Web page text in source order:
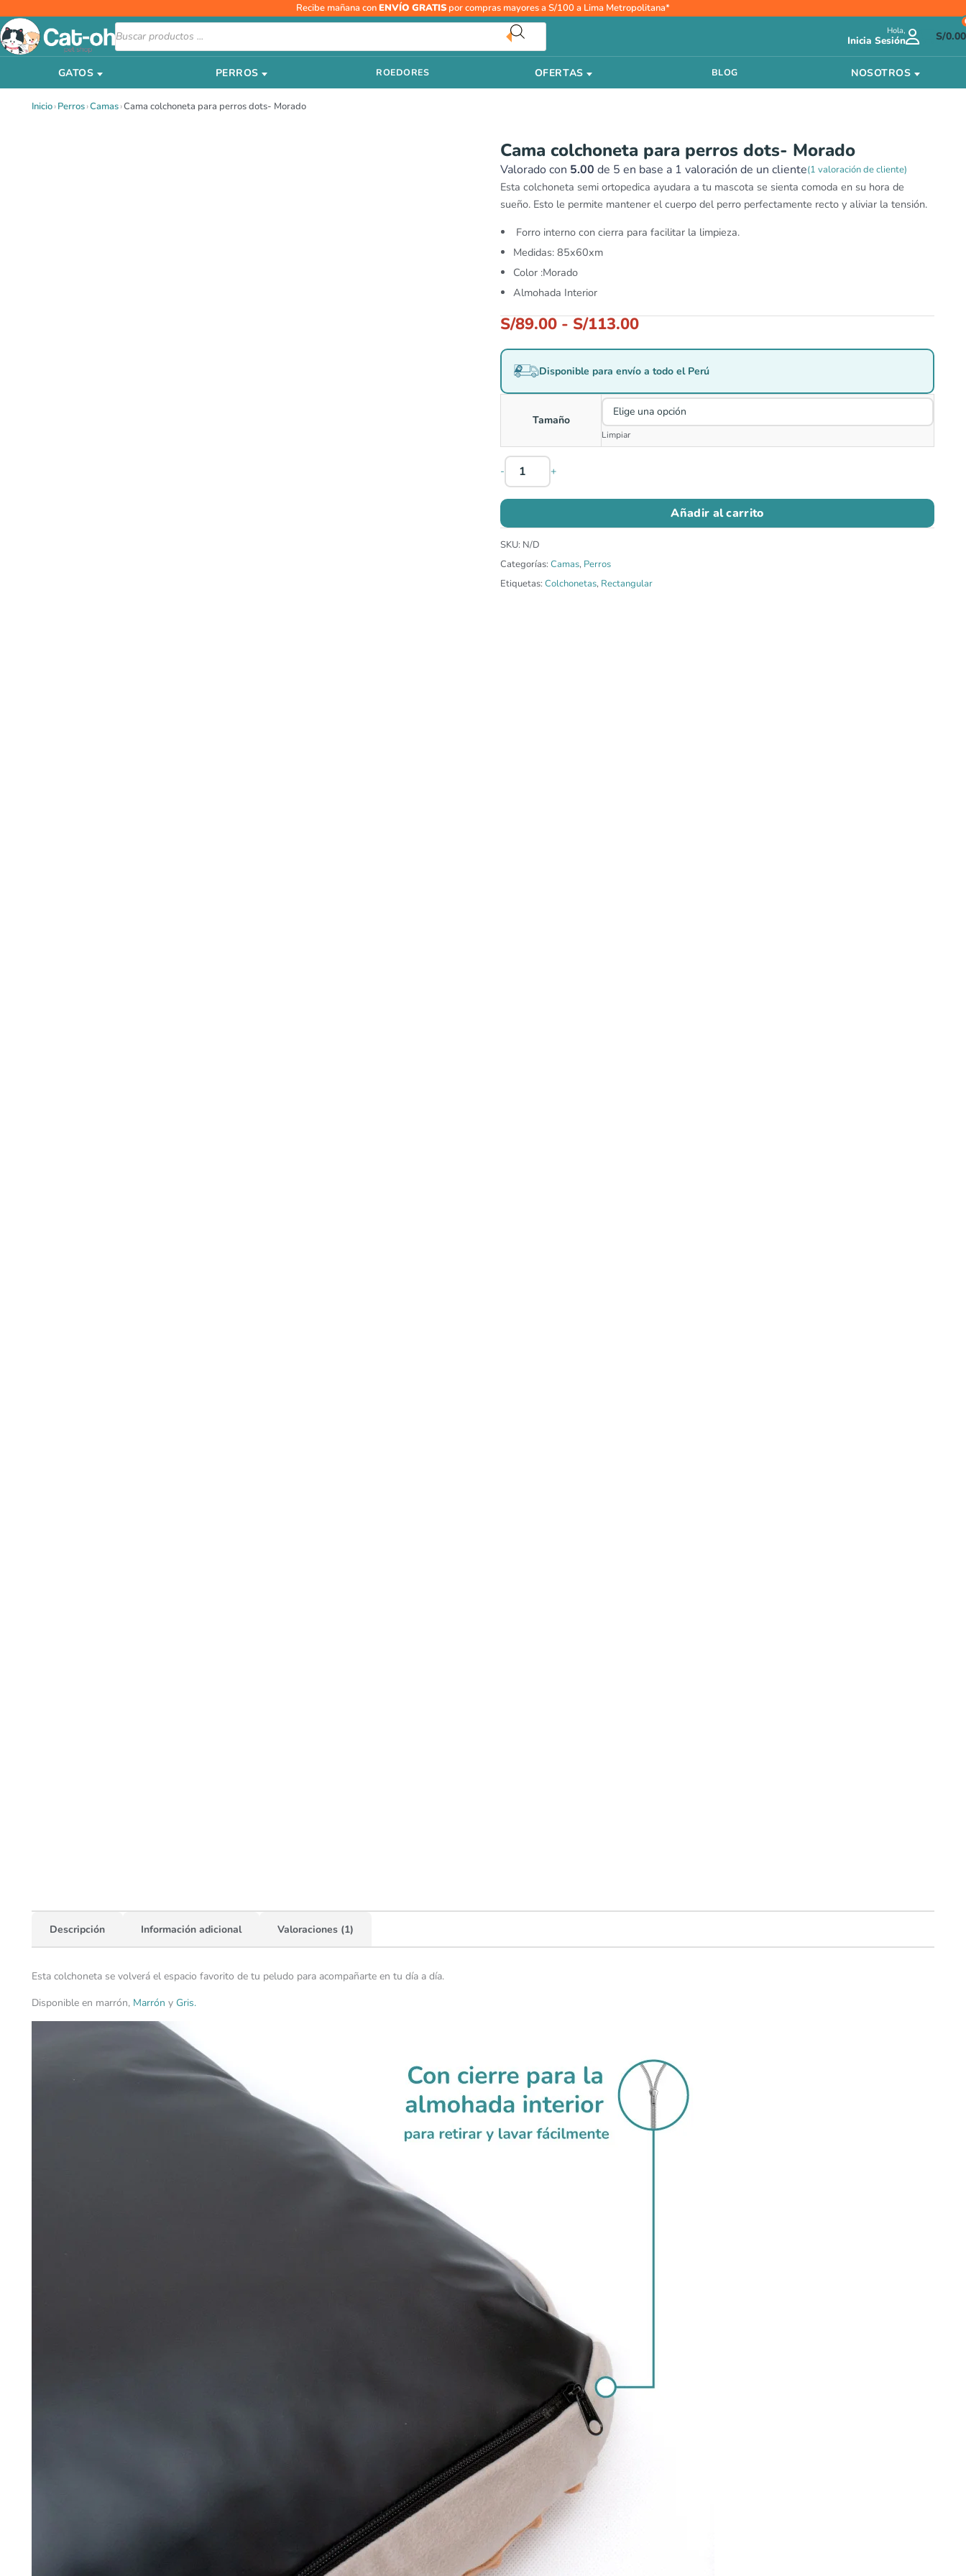
al
contenido
Recibe mañana conENVÍO GRATIS por compras mayores a S/100 a Lima Metropolitana*
Búsqueda
de
productos
Hola,
Inicia Sesión S/0.00
GATOS PERROS ROEDORES OFERTAS BLOG NOSOTROS
Inicio›Perros›Camas›Cama colchoneta para perros dots- Morado
Cama colchoneta para perros dots- Morado
Valorado con 5.00 de 5 en base a 1 valoración de un cliente(1 valoración de cliente)
Esta colchoneta semi ortopedica ayudara a tu mascota se sienta comoda en su hora de
sueño. Esto le permite mantener el cuerpo del perro perfectamente recto y aliviar la tensión.
Forro interno con cierra para facilitar la limpieza.
Medidas: 85x60xm
Color :Morado
Almohada Interior
S/89.00 - S/113.00
Rango
de
desde
hasta
Disponible para envío a todo el Perú
Tamaño
Limpiar
-
Cama
colchoneta
para
perros
Morado
+
Añadir al carrito
SKU: N/D
Categorías: Camas, Perros
Etiquetas: Colchonetas, Rectangular
Descripción Información adicional Valoraciones (1)
Esta colchoneta se volverá el espacio favorito de tu peludo para acompañarte en tu día a día.
Disponible en marrón, Marrón y Gris.